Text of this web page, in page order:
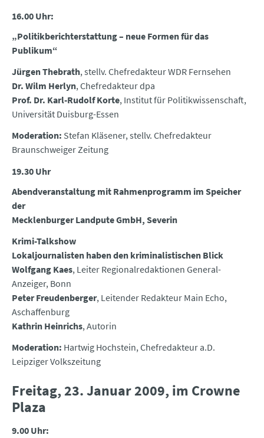
16.00 Uhr:
„Politikberichterstattung – neue Formen für das
Publikum“
Jürgen Thebrath, stellv. Chefredakteur WDR Fernsehen
Dr. Wilm Herlyn, Chefredakteur dpa
Prof. Dr. Karl-Rudolf Korte, Institut für Politikwissenschaft,
Universität Duisburg-Essen
Moderation: Stefan Kläsener, stellv. Chefredakteur
Braunschweiger Zeitung
19.30 Uhr
Abendveranstaltung mit Rahmenprogramm im Speicher
der
Mecklenburger Landpute GmbH, Severin
Krimi-Talkshow
Lokaljournalisten haben den kriminalistischen Blick
Wolfgang Kaes, Leiter Regionalredaktionen General-
Anzeiger, Bonn
Peter Freudenberger, Leitender Redakteur Main Echo,
Aschaffenburg
Kathrin Heinrichs, Autorin
Moderation: Hartwig Hochstein, Chefredakteur a.D.
Leipziger Volkszeitung
Freitag, 23. Januar 2009, im Crowne
Plaza
9.00 Uhr: